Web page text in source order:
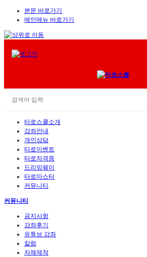
본문 바로가기
메인메뉴 바로가기
타로스쿨소개
강좌안내
개인상담
타로이벤트
타로자격증
드리밍웨이
타로마스터
커뮤니티
커뮤니티
공지사항
강좌후기
유튜브 강좌
칼럼
자체제작